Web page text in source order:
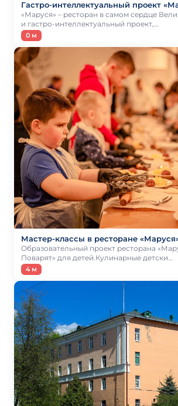
Гастро-интеллектуальный проект
«Маруся» – ресторан в самом сердце
и гастро-интеллектуальный проект,…
0 м
Мастер-классы в ресторане
Образовательный проект ресторана
Поварят» для детей.Кулинарные детски…
4 м